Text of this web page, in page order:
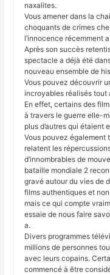
naxalites.
Vous amener dans la
choquants de crimes
l’innocence récemment
Après son succès
spectacle a déjà été
nouveau ensemble de
Vous pouvez découvrir
incroyables réalisés tout
En effet, certains des
à travers le guerre elle-
plus d’autres qui étaient
Vous pouvez également
relatent les
d’innombrables de
bataille mondiale 2
gravé autour du vies de
films authentiques et
mais ce qui compte
essaie de nous faire
a.
Divers programmes
millions de personnes
avec leurs copains.
commencé à être